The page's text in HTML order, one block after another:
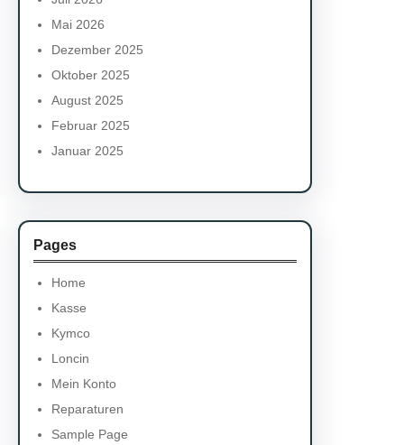
Mai 2026
Dezember 2025
Oktober 2025
August 2025
Februar 2025
Januar 2025
Pages
Home
Kasse
Kymco
Loncin
Mein Konto
Reparaturen
Sample Page